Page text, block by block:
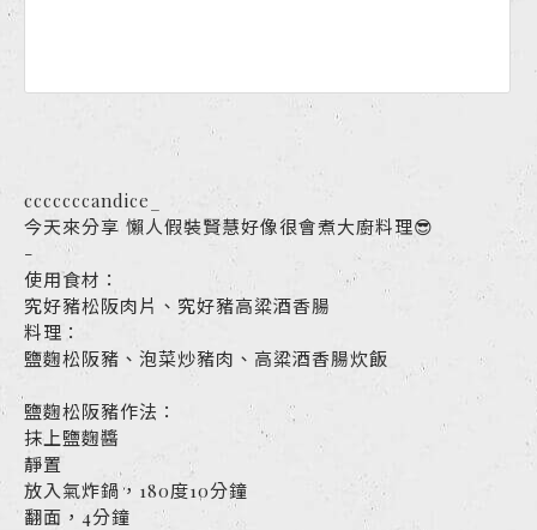
cccccccandice_
今天來分享 懶人假裝賢慧好像很會煮大廚料理😎
-
使用食材：
究好豬松阪肉片、究好豬高粱酒香腸
料理：
鹽麴松阪豬、泡菜炒豬肉、高粱酒香腸炊飯
鹽麴松阪豬作法：
抹上鹽麴醬
靜置
放入氣炸鍋，180度10分鐘
翻面，4分鐘